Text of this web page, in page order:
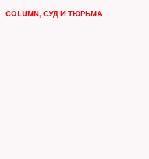
COLUMN, СУД И ТЮРЬМА